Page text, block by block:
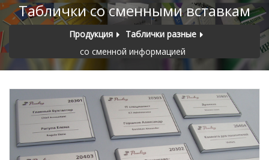
Таблички со сменными вставкам
Продукция
Таблички разные
со сменной информацией